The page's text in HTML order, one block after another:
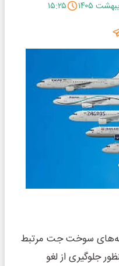
۱۵:۲۵
سوخت جت مرتبط
جلوگیری از لغو